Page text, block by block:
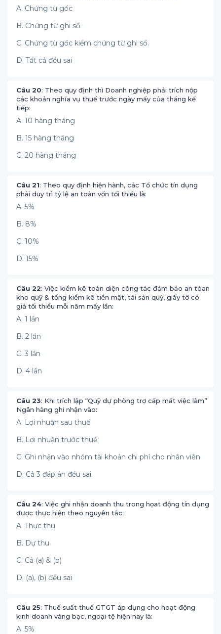
A. Chứng từ gốc
B. Chứng từ ghi sổ
C. Chứng từ gốc kiểm chứng từ ghi sổ.
D. Tất cả đều sai
Câu 20: Theo quy định thì Doanh nghiệp phải trích nộp
các khoản nghĩa vụ thuế trước ngày mấy của tháng kế
tiếp:
A. 10 hàng tháng
B. 15 hàng tháng
C. 20 hàng tháng
Câu 21: Theo quy định hiện hành, các Tổ chức tín dụng
phải duy trì tỷ lệ an toàn vốn tối thiểu là:
A. 5%
B. 8%
C. 10%
D. 15%
Câu 22: Việc kiểm kê toàn diện công tác đảm bảo an tòan
kho quỹ & tổng kiểm kê tiền mặt, tài sản quý, giấy tờ có
giá tối thiểu mỗi năm mấy lần:
A. 1 lần
B. 2 lần
C. 3 lần
D. 4 lần
Câu 23: Khi trích lập “Quỹ dự phòng trợ cấp mất việc làm”
Ngân hàng ghi nhận vào:
A. Lợi nhuận sau thuế
B. Lợi nhuận trước thuế
C. Ghi nhận vào nhóm tài khoản chi phí cho nhân viên.
D. Cả 3 đáp án đều sai.
Câu 24: Việc ghi nhận doanh thu trong họat động tín dụng
được thực hiện theo nguyên tắc:
A. Thực thu
B. Dự thu.
C. Cả (a) & (b)
D. (a), (b) đều sai
Câu 25: Thuế suất thuế GTGT áp dụng cho hoạt động
kinh doanh vàng bạc, ngoại tệ hiện nay là:
A. 5%